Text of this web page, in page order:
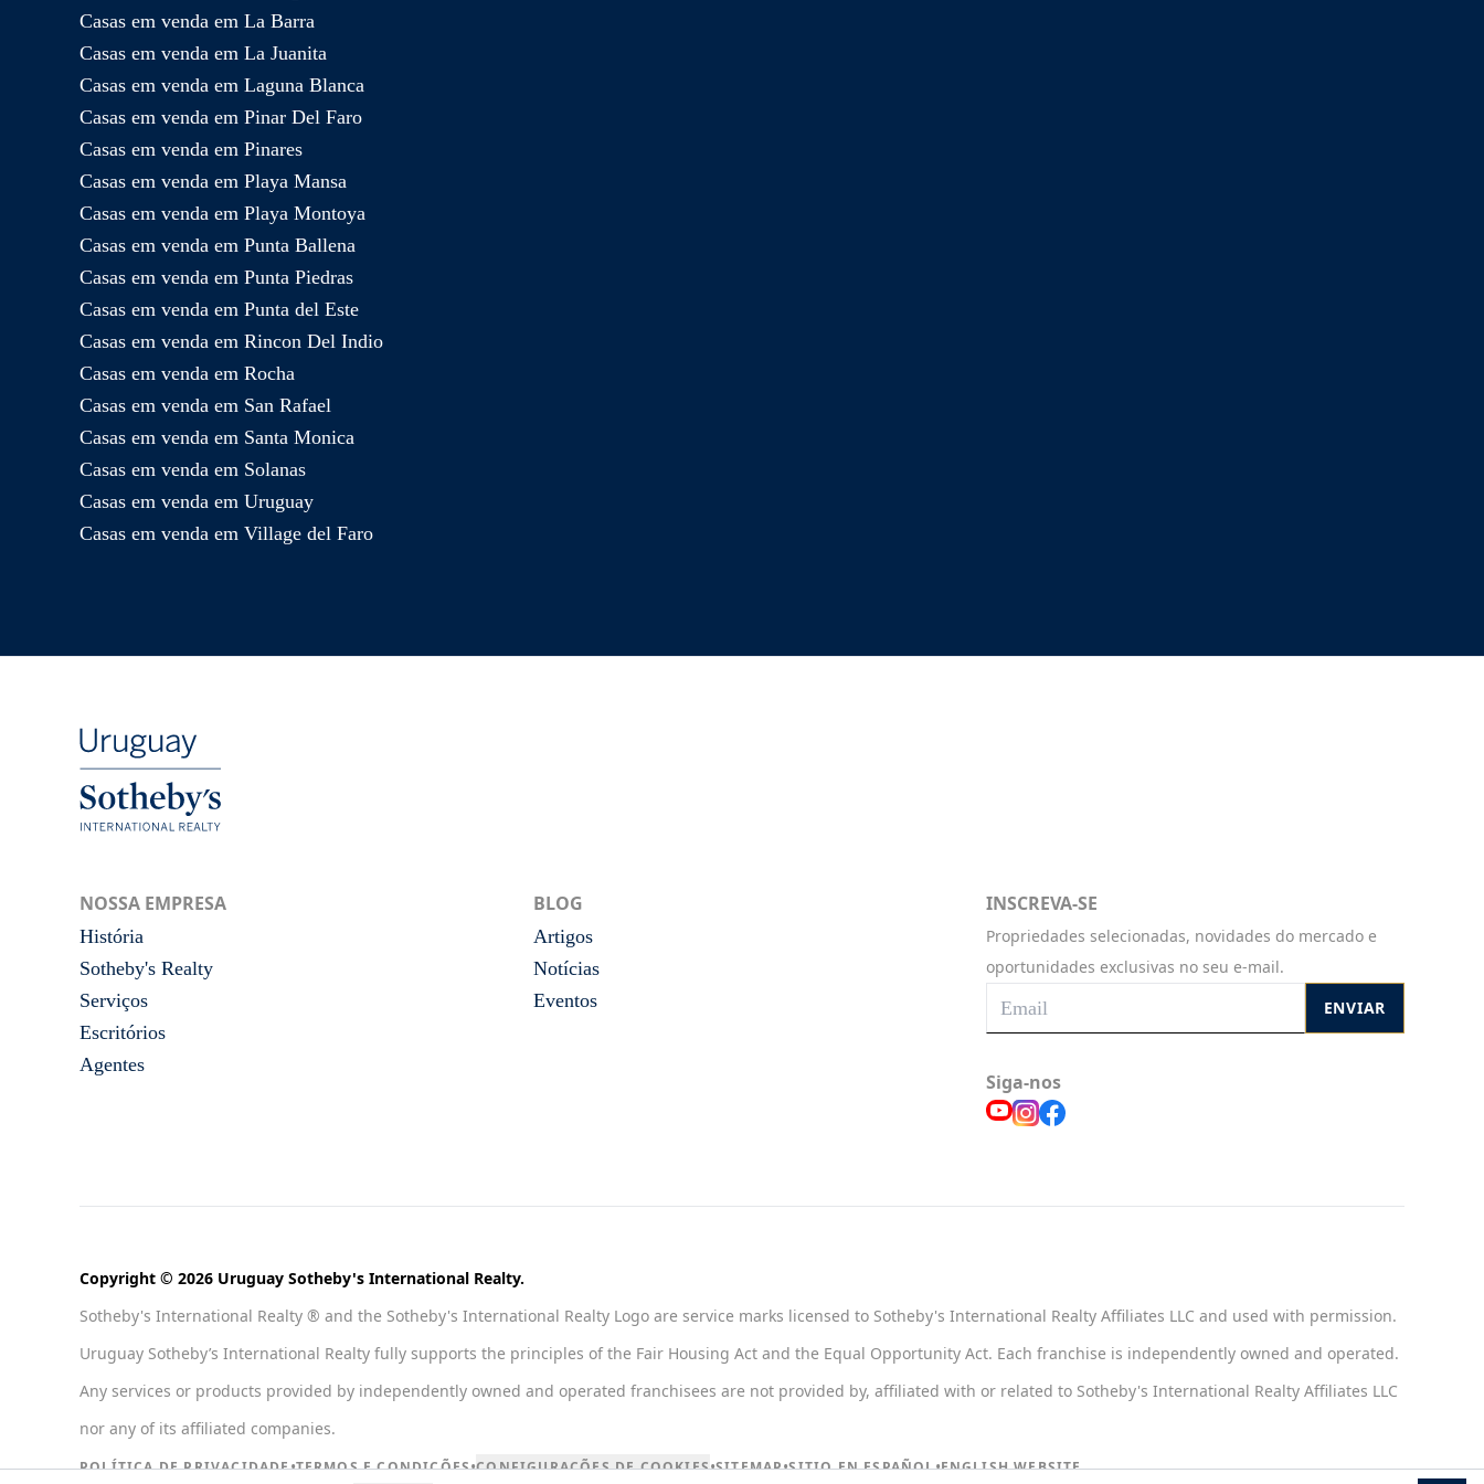
Casas em venda em La Barra
Casas em venda em La Juanita
Casas em venda em Laguna Blanca
Casas em venda em Pinar Del Faro
Casas em venda em Pinares
Casas em venda em Playa Mansa
Casas em venda em Playa Montoya
Casas em venda em Punta Ballena
Casas em venda em Punta Piedras
Casas em venda em Punta del Este
Casas em venda em Rincon Del Indio
Casas em venda em Rocha
Casas em venda em San Rafael
Casas em venda em Santa Monica
Casas em venda em Solanas
Casas em venda em Uruguay
Casas em venda em Village del Faro
NOSSA EMPRESA
História
Sotheby's Realty
Serviços
Escritórios
Agentes
BLOG
Artigos
Notícias
Eventos
INSCREVA-SE
Propriedades selecionadas, novidades do mercado e
oportunidades exclusivas no seu e-mail.
ENVIAR
Siga-nos
Copyright © 2026 Uruguay Sotheby's International Realty.
Sotheby's International Realty ® and the Sotheby's International Realty Logo are service marks licensed to Sotheby's International Realty Affiliates LLC and used with permission.
Uruguay Sotheby’s International Realty fully supports the principles of the Fair Housing Act and the Equal Opportunity Act. Each franchise is independently owned and operated.
Any services or products provided by independently owned and operated franchisees are not provided by, affiliated with or related to Sotheby's International Realty Affiliates LLC
nor any of its affiliated companies.
POLÍTICA DE PRIVACIDADE•TERMOS E CONDIÇÕES•CONFIGURAÇÕES DE COOKIES•SITEMAP•SITIO EN ESPAÑOL•ENGLISH WEBSITE